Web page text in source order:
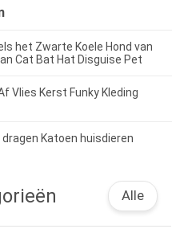
het Zwarte Koele Hond van
Cat Bat Hat Disguise Pet
Vlies Kerst Funky Kleding
Katoen huisdieren
Alle